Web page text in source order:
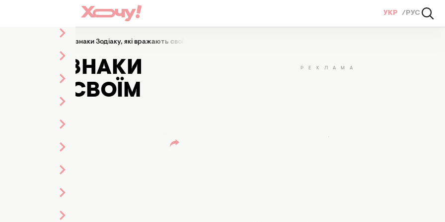
УКР РУС
Справжні філософи: 3 знаки Зодіаку, які вражають своїм глибоким розумом
3 ЗНАКИ
СВОЇМ